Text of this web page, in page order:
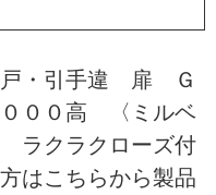
・引手違 扉 Ｇ
００高 〈ミルベ
クラクローズ付
はこちらから製品